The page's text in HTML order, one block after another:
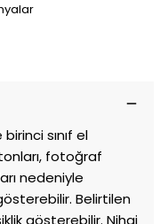
sınıf el
fotoğraf
nedeniyle
Belirtilen
gösterebilir. Nihai